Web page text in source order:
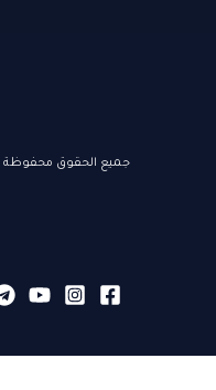
جميع الحقوق محفوظة لـ